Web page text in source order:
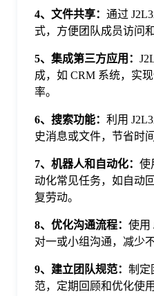
4、文件共享： 通过
式，方便团队成员访问和
5、集成第三方应用：
成，如 CRM 系统，实
率。
6、搜索功能： 利用
史消息或文件，节省时间
7、机器人和自动化： 使
动化常见任务，如自动
复劳动。
8、优化沟通流程： 使用
对一或小组沟通，减少
9、建立团队规范： 制定
范，定期回顾和优化使